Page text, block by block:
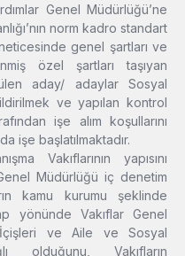
Genel Müdürlüğü’ne
norm kadro standart
genel şartları ve
özel şartları taşıyan
aday/ adaylar Sosyal
ve yapılan kontrol
işe alım koşullarını
işe başlatılmaktadır.
Vakıflarının yapısını
Müdürlüğü iç denetim
kamu kurumu şeklinde
yönünde Vakıflar Genel
ve Aile ve Sosyal
olduğunu, Vakıfların